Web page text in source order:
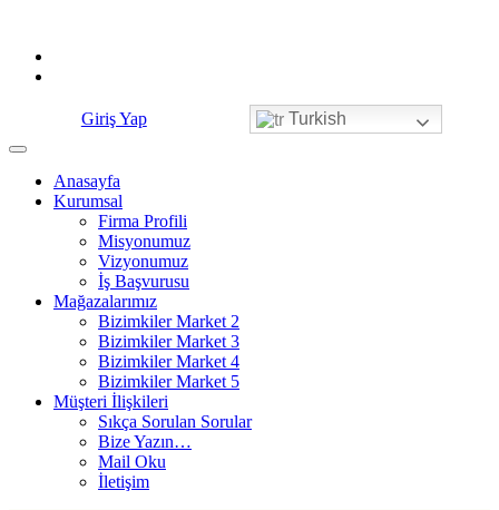
content
Giriş Yap Turkish
Anasayfa
Kurumsal
Firma Profili
Misyonumuz
Vizyonumuz
İş Başvurusu
Mağazalarımız
Bizimkiler Market 2
Bizimkiler Market 3
Bizimkiler Market 4
Bizimkiler Market 5
Müşteri İlişkileri
Sıkça Sorulan Sorular
Bize Yazın…
Mail Oku
İletişim